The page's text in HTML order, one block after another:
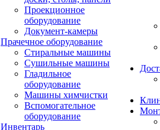
Проекционное
оборудование
Документ-камеры
Прачечное оборудование
Стиральные машины
Сушильные машины
Гладильное
оборудование
Машины химчистки
Вспомогательное
оборудование
Инвентарь